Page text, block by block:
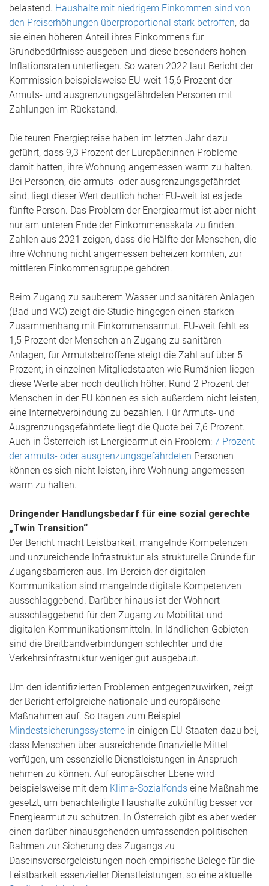
belastend. Haushalte mit niedrigem Einkommen sind von
den Preiserhöhungen überproportional stark betroffen, da
sie einen höheren Anteil ihres Einkommens für
Grundbedürfnisse ausgeben und diese besonders hohen
Inflationsraten unterliegen. So waren 2022 laut Bericht der
Kommission beispielsweise EU-weit 15,6 Prozent der
Armuts- und ausgrenzungsgefährdeten Personen mit
Zahlungen im Rückstand.
Die teuren Energiepreise haben im letzten Jahr dazu
geführt, dass 9,3 Prozent der Europäer:innen Probleme
damit hatten, ihre Wohnung angemessen warm zu halten.
Bei Personen, die armuts- oder ausgrenzungsgefährdet
sind, liegt dieser Wert deutlich höher: EU-weit ist es jede
fünfte Person. Das Problem der Energiearmut ist aber nicht
nur am unteren Ende der Einkommensskala zu finden.
Zahlen aus 2021 zeigen, dass die Hälfte der Menschen, die
ihre Wohnung nicht angemessen beheizen konnten, zur
mittleren Einkommensgruppe gehören.
Beim Zugang zu sauberem Wasser und sanitären Anlagen
(Bad und WC) zeigt die Studie hingegen einen starken
Zusammenhang mit Einkommensarmut. EU-weit fehlt es
1,5 Prozent der Menschen an Zugang zu sanitären
Anlagen, für Armutsbetroffene steigt die Zahl auf über 5
Prozent; in einzelnen Mitgliedstaaten wie Rumänien liegen
diese Werte aber noch deutlich höher. Rund 2 Prozent der
Menschen in der EU können es sich außerdem nicht leisten,
eine Internetverbindung zu bezahlen. Für Armuts- und
Ausgrenzungsgefährdete liegt die Quote bei 7,6 Prozent.
Auch in Österreich ist Energiearmut ein Problem: 7 Prozent
der armuts- oder ausgrenzungsgefährdeten Personen
können es sich nicht leisten, ihre Wohnung angemessen
warm zu halten.
Dringender Handlungsbedarf für eine sozial gerechte
„Twin Transition“
Der Bericht macht Leistbarkeit, mangelnde Kompetenzen
und unzureichende Infrastruktur als strukturelle Gründe für
Zugangsbarrieren aus. Im Bereich der digitalen
Kommunikation sind mangelnde digitale Kompetenzen
ausschlaggebend. Darüber hinaus ist der Wohnort
ausschlaggebend für den Zugang zu Mobilität und
digitalen Kommunikationsmitteln. In ländlichen Gebieten
sind die Breitbandverbindungen schlechter und die
Verkehrsinfrastruktur weniger gut ausgebaut.
Um den identifizierten Problemen entgegenzuwirken, zeigt
der Bericht erfolgreiche nationale und europäische
Maßnahmen auf. So tragen zum Beispiel
Mindestsicherungssysteme in einigen EU-Staaten dazu bei,
dass Menschen über ausreichende finanzielle Mittel
verfügen, um essenzielle Dienstleistungen in Anspruch
nehmen zu können. Auf europäischer Ebene wird
beispielsweise mit dem Klima-Sozialfonds eine Maßnahme
gesetzt, um benachteiligte Haushalte zukünftig besser vor
Energiearmut zu schützen. In Österreich gibt es aber weder
einen darüber hinausgehenden umfassenden politischen
Rahmen zur Sicherung des Zugangs zu
Daseinsvorsorgeleistungen noch empirische Belege für die
Leistbarkeit essenzieller Dienstleistungen, so eine aktuelle